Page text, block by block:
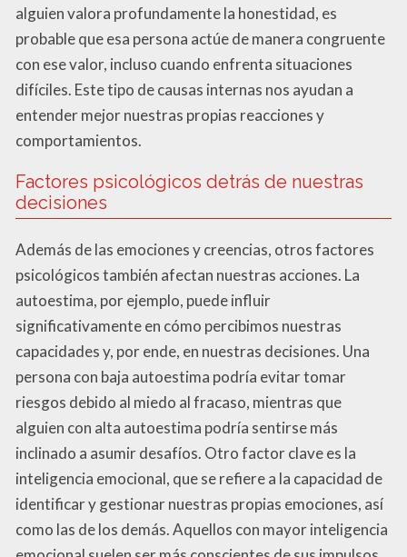
alguien valora profundamente la honestidad, es
probable que esa persona actúe de manera congruente
con ese valor, incluso cuando enfrenta situaciones
difíciles. Este tipo de causas internas nos ayudan a
entender mejor nuestras propias reacciones y
comportamientos.
Factores psicológicos detrás de nuestras
decisiones
Además de las emociones y creencias, otros factores
psicológicos también afectan nuestras acciones. La
autoestima, por ejemplo, puede influir
significativamente en cómo percibimos nuestras
capacidades y, por ende, en nuestras decisiones. Una
persona con baja autoestima podría evitar tomar
riesgos debido al miedo al fracaso, mientras que
alguien con alta autoestima podría sentirse más
inclinado a asumir desafíos. Otro factor clave es la
inteligencia emocional, que se refiere a la capacidad de
identificar y gestionar nuestras propias emociones, así
como las de los demás. Aquellos con mayor inteligencia